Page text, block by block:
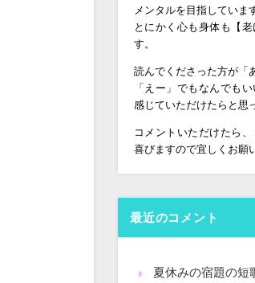
メンタルを目指していま
とにかく心も身体も【
す。
読んでくださった方が「
「えー」でもなんでも
感じていただけたらと思
コメントいただけたら
喜びますので宜しくお願
最近のコメント
夏休みの宿題の短